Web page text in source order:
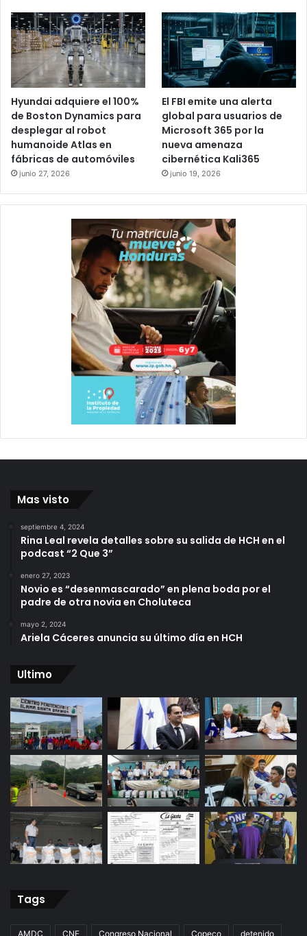
Hyundai adquiere el 100%
de Boston Dynamics para
desplegar al robot
humanoide Atlas en
fábricas de automóviles
junio 27, 2026
El FBI emite una alerta
global para usuarios de
Microsoft 365 por la
nueva amenaza
cibernética Kali365
junio 19, 2026
Mas visto
septiembre 4, 2024
Rina Leal revela detalles sobre su salida de HCH en el
podcast “2 Que 3”
enero 27, 2023
Novio es “desenmascarado” en plena boda por el
padre de otra novia en Choluteca
mayo 2, 2024
Ariela Cáceres anuncia su último día en HCH
Ultimo
Tags
AMDC CNE Congreso Nacional Copeco detenido